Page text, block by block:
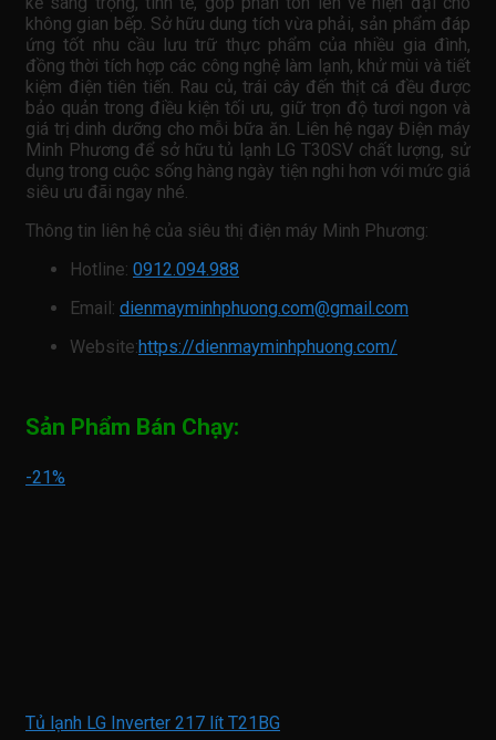
không gian bếp. Sở hữu dung tích vừa phải, sản phẩm đáp
ứng tốt nhu cầu lưu trữ thực phẩm của nhiều gia đình,
đồng thời tích hợp các công nghệ làm lạnh, khử mùi và tiết
kiệm điện tiên tiến. Rau củ, trái cây đến thịt cá đều được
bảo quản trong điều kiện tối ưu, giữ trọn độ tươi ngon và
giá trị dinh dưỡng cho mỗi bữa ăn. Liên hệ ngay Điện máy
Minh Phương để sở hữu tủ lạnh LG T30SV chất lượng, sử
dụng trong cuộc sống hàng ngày tiện nghi hơn với mức giá
siêu ưu đãi ngay nhé.
Thông tin liên hệ của siêu thị điện máy Minh Phương:
Hotline: 0912.094.988
Email: dienmayminhphuong.com@gmail.com
Website:https://dienmayminhphuong.com/
Sản Phẩm Bán Chạy:
-21%
Tủ lạnh LG Inverter 217 lít T21BG